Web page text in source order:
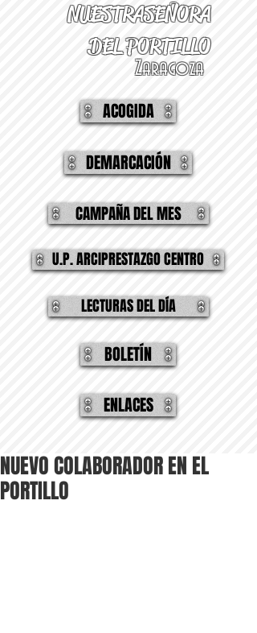
NUESTRASEÑORA
DEL PORTILLO
Zaragoza
ACOGIDA
DEMARCACIÓN
CAMPAÑA DEL MES
U.P. ARCIPRESTAZGO CENTRO
LECTURAS DEL DÍA
BOLETÍN
ENLACES
NUEVO COLABORADOR EN EL
PORTILLO